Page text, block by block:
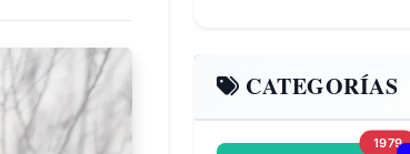
CATEGORÍAS
1979